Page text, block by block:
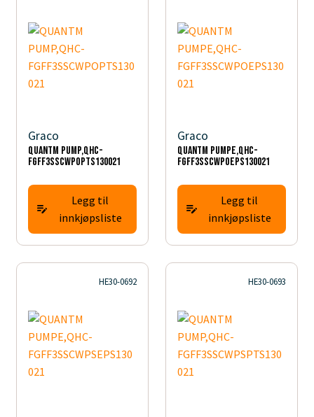
Graco
QUANTM PUMP,QHC-
FGFF3SSCWPOPTS130021
Legg til
innkjøpsliste
Graco
QUANTM PUMPE,QHC-
FGFF3SSCWPOEPS130021
Legg til
innkjøpsliste
HE30-0692 HE30-0693